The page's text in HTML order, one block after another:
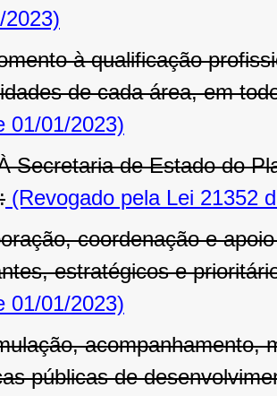
2023)
à qualificação
de cada área, em
01/01/2023)
Secretaria de Estado do
(Revogado pela Lei 21352
coordenação e
estratégicos e
01/01/2023)
acompanhamento,
públicas de